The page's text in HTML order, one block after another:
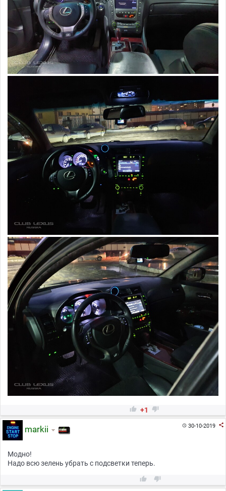
 +1 
30-10-2019 
markii
Модно!
Надо всю зелень убрать с подсветки теперь.
 